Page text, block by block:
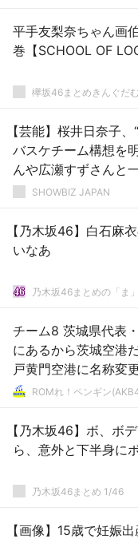
平手友梨奈ちゃん画
巻【SCHOOL OF
欅坂46まとめきんぐだむ
【芸能】桜井日奈子
バスケチーム構想を
んや広瀬すずさんと
SHOWBIZ JAPAN
【乃木坂46】白石麻
いなあ
乃木坂46まとめの「ま」
チーム8 茨城県代表
にあるから茨城空港
戸黄門空港に名称変
ROMれ！ペンギン
【乃木坂46】ボ、ボ
ら、意外と下半身に
乃木坂46まとめ 1/46
【画像】15歳で妊娠